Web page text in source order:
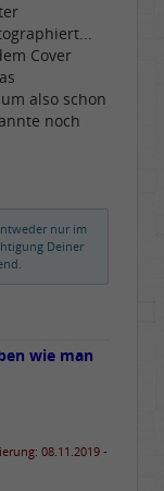
Cover
also schon
noch
nur im
Deiner
wie man
08.11.2019 -